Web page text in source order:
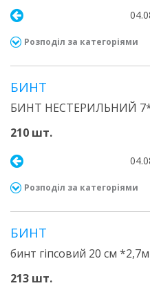
Розподіл за категоріями
БИНТ
БИНТ НЕСТЕРИЛЬНИЙ
210 шт.
Розподіл за категоріями
БИНТ
бинт гіпсовий 20 см *2,7м
213 шт.